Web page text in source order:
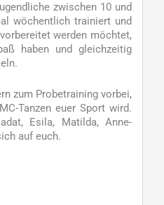
zwischen 10 und
wöchentlich trainiert und
werden möchtet,
haben und gleichzeitig
zum Probetraining vorbei,
Tanzen euer Sport wird.
Esila, Matilda, Anne-
auf euch.